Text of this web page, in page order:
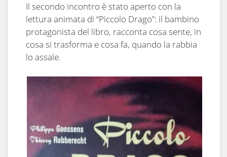
Il secondo incontro è stato aperto con la
lettura animata di “Piccolo Drago”: il bambino
protagonista del libro, racconta cosa sente, in
cosa si trasforma e cosa fa, quando la rabbia
lo assale.